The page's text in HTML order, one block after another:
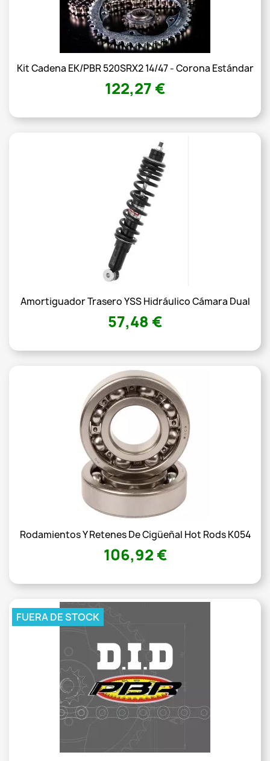
Kit Cadena EK/PBR 520SRX2 14/47 - Corona Estándar
122,27 €
Amortiguador Trasero YSS Hidráulico Cámara Dual
57,48 €
Rodamientos Y Retenes De Cigüeñal Hot Rods K054
106,92 €
FUERA DE STOCK